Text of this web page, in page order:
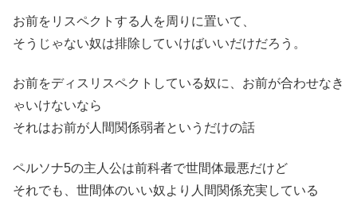
お前をリスペクトする人を周りに置いて、
そうじゃない奴は排除していけばいいだけだろう。
お前をディスリスペクトしている奴に、お前が合わせなき
ゃいけないなら
それはお前が人間関係弱者というだけの話
ペルソナ5の主人公は前科者で世間体最悪だけど
それでも、世間体のいい奴より人間関係充実している